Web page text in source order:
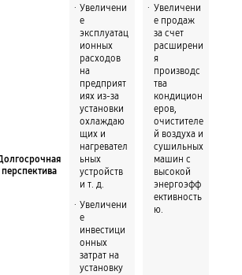
перспектива
Увеличени
е
эксплуатац
ионных
расходов
на
предприят
иях из-за
установки
охлаждаю
щих и
нагревател
ьных
устройств
и т. д.
Увеличени
е
инвестици
онных
затрат на
установку
Увеличени
е продаж
за счет
расширени
я
производс
тва
кондицион
еров,
очистителе
й воздуха и
сушильных
машин c
высокой
энергоэфф
ективность
ю.